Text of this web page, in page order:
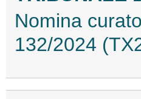
Nomina
132/2024